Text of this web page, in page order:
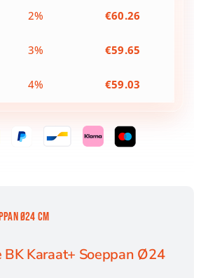
2% €60.26
3% €59.65
4% €59.03
Ø24 CM
BK Karaat+ Soeppan Ø24